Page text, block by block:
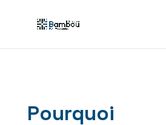
Pourquoi